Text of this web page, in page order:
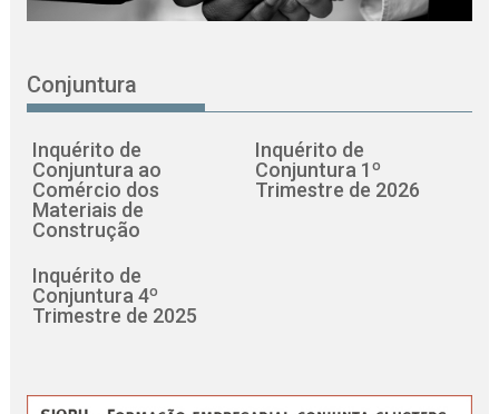
Conjuntura
Inquérito de
Conjuntura ao
Comércio dos
Materiais de
Construção
Inquérito de
Conjuntura 1º
Trimestre de 2026
Inquérito de
Conjuntura 4º
Trimestre de 2025